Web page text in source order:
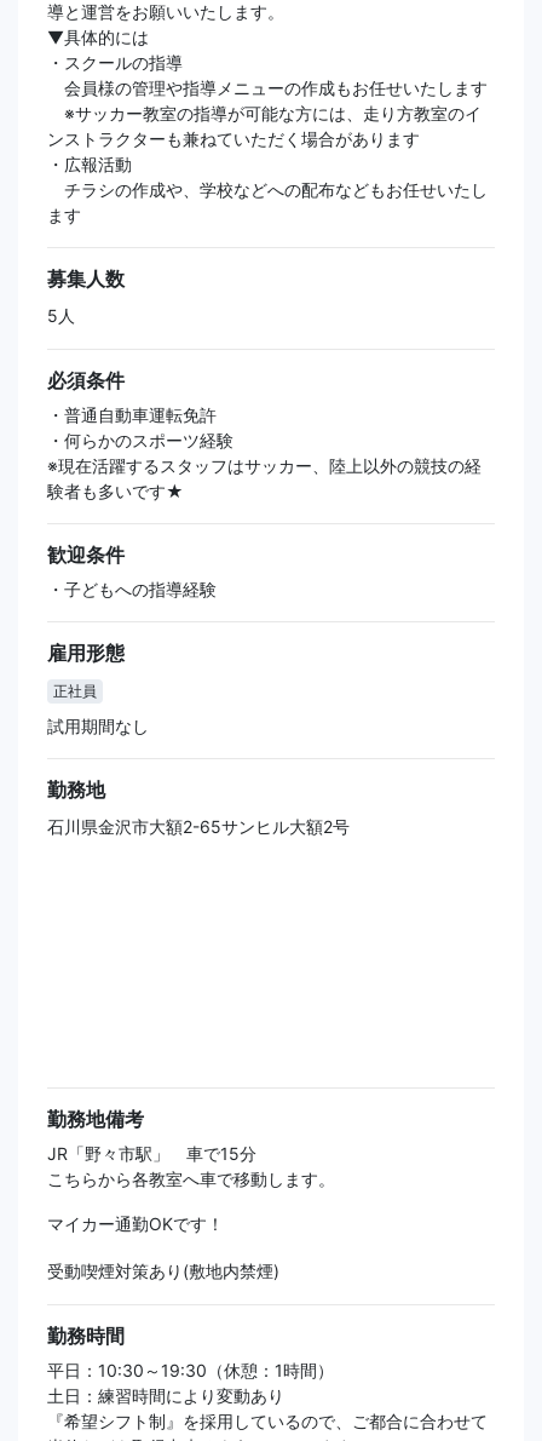
導と運営をお願いいたします。
▼具体的には
・スクールの指導
会員様の管理や指導メニューの作成もお任せいたします
※サッカー教室の指導が可能な方には、走り方教室のイ
ンストラクターも兼ねていただく場合があります
・広報活動
チラシの作成や、学校などへの配布などもお任せいたし
ます
募集人数
5人
必須条件
・普通自動車運転免許
・何らかのスポーツ経験
※現在活躍するスタッフはサッカー、陸上以外の競技の経
験者も多いです★
歓迎条件
・子どもへの指導経験
雇用形態
正社員
試用期間なし
勤務地
石川県金沢市大額2-65サンヒル大額2号
勤務地備考
JR「野々市駅」 車で15分
こちらから各教室へ車で移動します。
マイカー通勤OKです！
受動喫煙対策あり(敷地内禁煙)
勤務時間
平日：10:30～19:30（休憩：1時間）
土日：練習時間により変動あり
『希望シフト制』を採用しているので、ご都合に合わせて